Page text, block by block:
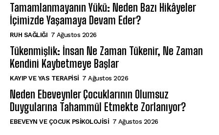
Tamamlanmayanın Yükü: Neden Bazı Hikâyeler
İçimizde Yaşamaya Devam Eder?
⁠RUH SAĞLIĞI 7 Ağustos 2026
Tükenmişlik: İnsan Ne Zaman Tükenir, Ne Zaman
Kendini Kaybetmeye Başlar
KAYIP VE YAS TERAPISI 7 Ağustos 2026
Neden Ebeveynler Çocuklarının Olumsuz
Duygularına Tahammül Etmekte Zorlanıyor?
EBEVEYN VE ÇOCUK PSIKOLOJISI 7 Ağustos 2026